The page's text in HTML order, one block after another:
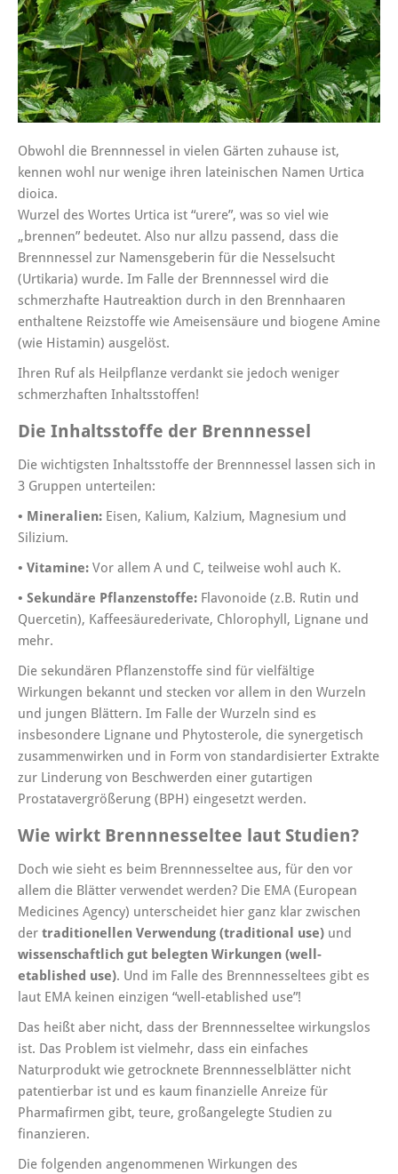
Obwohl die Brennnessel in vielen Gärten zuhause ist,
kennen wohl nur wenige ihren lateinischen Namen Urtica
dioica.
Wurzel des Wortes Urtica ist “urere”, was so viel wie
„brennen” bedeutet. Also nur allzu passend, dass die
Brennnessel zur Namensgeberin für die Nesselsucht
(Urtikaria) wurde. Im Falle der Brennnessel wird die
schmerzhafte Hautreaktion durch in den Brennhaaren
enthaltene Reizstoffe wie Ameisensäure und biogene Amine
(wie Histamin) ausgelöst.
Ihren Ruf als Heilpflanze verdankt sie jedoch weniger
schmerzhaften Inhaltsstoffen!
Die Inhaltsstoffe der Brennnessel
Die wichtigsten Inhaltsstoffe der Brennnessel lassen sich in
3 Gruppen unterteilen:
• Mineralien: Eisen, Kalium, Kalzium, Magnesium und
Silizium.
• Vitamine: Vor allem A und C, teilweise wohl auch K.
• Sekundäre Pflanzenstoffe: Flavonoide (z.B. Rutin und
Quercetin), Kaffeesäurederivate, Chlorophyll, Lignane und
mehr.
Die sekundären Pflanzenstoffe sind für vielfältige
Wirkungen bekannt und stecken vor allem in den Wurzeln
und jungen Blättern. Im Falle der Wurzeln sind es
insbesondere Lignane und Phytosterole, die synergetisch
zusammenwirken und in Form von standardisierter Extrakte
zur Linderung von Beschwerden einer gutartigen
Prostatavergrößerung (BPH) eingesetzt werden.
Wie wirkt Brennnesseltee laut Studien?
Doch wie sieht es beim Brennnesseltee aus, für den vor
allem die Blätter verwendet werden? Die EMA (European
Medicines Agency) unterscheidet hier ganz klar zwischen
der traditionellen Verwendung (traditional use) und
wissenschaftlich gut belegten Wirkungen (well-
etablished use). Und im Falle des Brennnesseltees gibt es
laut EMA keinen einzigen “well-etablished use”!
Das heißt aber nicht, dass der Brennnesseltee wirkungslos
ist. Das Problem ist vielmehr, dass ein einfaches
Naturprodukt wie getrocknete Brennnesselblätter nicht
patentierbar ist und es kaum finanzielle Anreize für
Pharmafirmen gibt, teure, großangelegte Studien zu
finanzieren.
Die folgenden angenommenen Wirkungen des